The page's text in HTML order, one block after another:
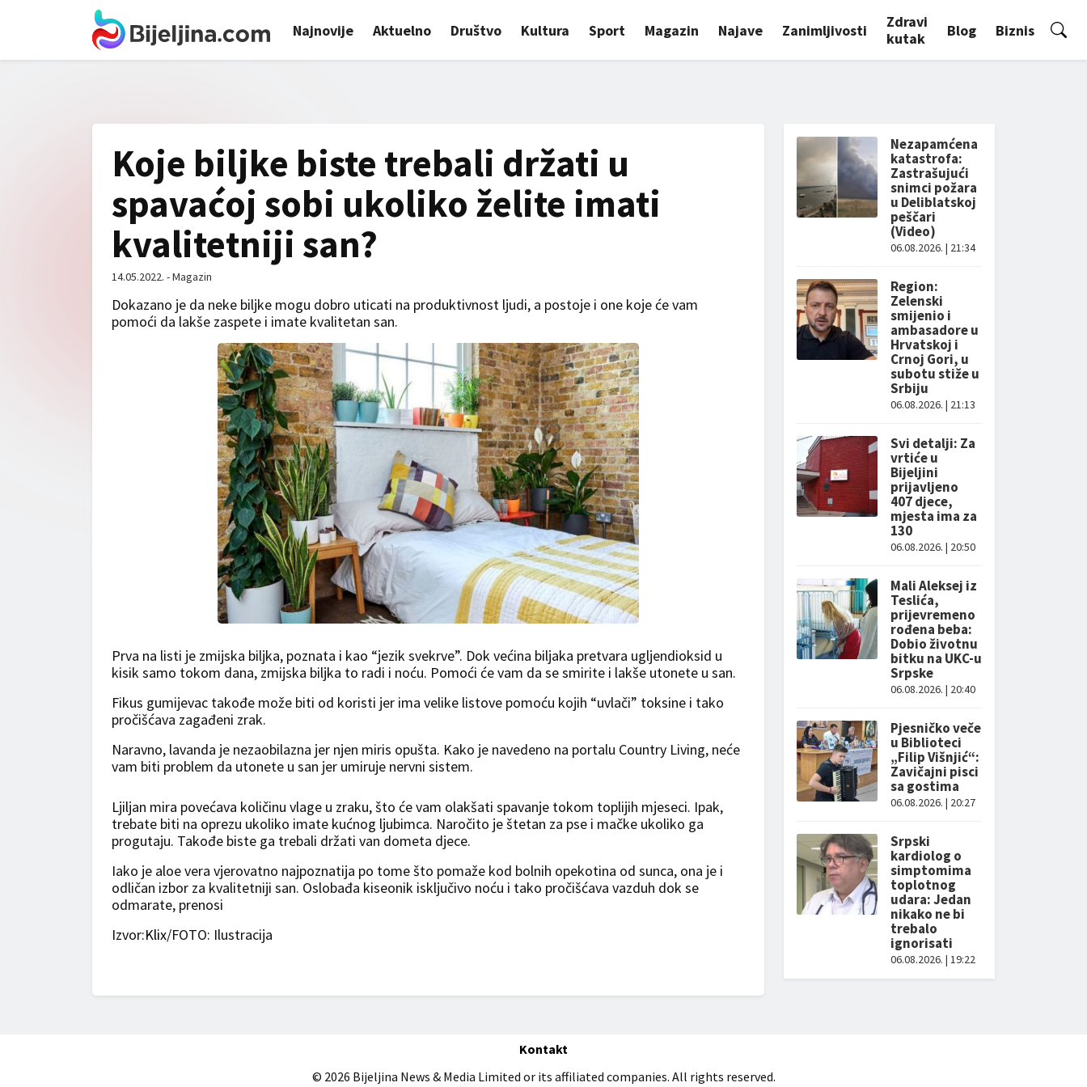
Najnovije Aktuelno Društvo Kultura Sport Magazin Najave Zanimljivosti
Zdravi
kutak
Blog Biznis
Koje biljke biste trebali držati u
spavaćoj sobi ukoliko želite imati
kvalitetniji san?
14.05.2022. - Magazin
Dokazano je da neke biljke mogu dobro uticati na produktivnost ljudi, a postoje i one koje će vam
pomoći da lakše zaspete i imate kvalitetan san.
Prva na listi je zmijska biljka, poznata i kao “jezik svekrve”. Dok većina biljaka pretvara ugljendioksid u
kisik samo tokom dana, zmijska biljka to radi i noću. Pomoći će vam da se smirite i lakše utonete u san.
Fikus gumijevac takođe može biti od koristi jer ima velike listove pomoću kojih “uvlači” toksine i tako
pročišćava zagađeni zrak.
Naravno, lavanda je nezaobilazna jer njen miris opušta. Kako je navedeno na portalu Country Living, neće
vam biti problem da utonete u san jer umiruje nervni sistem.
Ljiljan mira povećava količinu vlage u zraku, što će vam olakšati spavanje tokom toplijih mjeseci. Ipak,
trebate biti na oprezu ukoliko imate kućnog ljubimca. Naročito je štetan za pse i mačke ukoliko ga
progutaju. Takođe biste ga trebali držati van dometa djece.
Iako je aloe vera vjerovatno najpoznatija po tome što pomaže kod bolnih opekotina od sunca, ona je i
odličan izbor za kvalitetniji san. Oslobađa kiseonik isključivo noću i tako pročišćava vazduh dok se
odmarate, prenosi
Izvor:Klix/FOTO: Ilustracija
Nezapamćena
katastrofa:
Zastrašujući
snimci požara
u Deliblatskoj
peščari
(Video)
06.08.2026. | 21:34
Region:
Zelenski
smijenio i
ambasadore u
Hrvatskoj i
Crnoj Gori, u
subotu stiže u
Srbiju
06.08.2026. | 21:13
Svi detalji: Za
vrtiće u
Bijeljini
prijavljeno
407 djece,
mjesta ima za
130
06.08.2026. | 20:50
Mali Aleksej iz
Teslića,
prijevremeno
rođena beba:
Dobio životnu
bitku na UKC-u
Srpske
06.08.2026. | 20:40
Pjesničko veče
u Biblioteci
„Filip Višnjić“:
Zavičajni pisci
sa gostima
06.08.2026. | 20:27
Srpski
kardiolog o
simptomima
toplotnog
udara: Jedan
nikako ne bi
trebalo
ignorisati
06.08.2026. | 19:22
Kontakt
© 2026 Bijeljina News & Media Limited or its affiliated companies. All rights reserved.